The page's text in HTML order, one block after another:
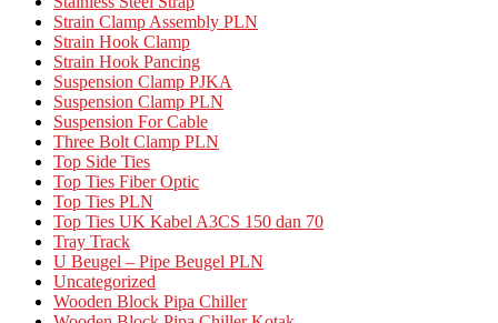
Strain Clamp Assembly PLN
Strain Hook Clamp
Strain Hook Pancing
Suspension Clamp PJKA
Suspension Clamp PLN
Suspension For Cable
Three Bolt Clamp PLN
Top Side Ties
Top Ties Fiber Optic
Top Ties PLN
Top Ties UK Kabel A3CS 150 dan 70
Tray Track
U Beugel – Pipe Beugel PLN
Uncategorized
Wooden Block Pipa Chiller